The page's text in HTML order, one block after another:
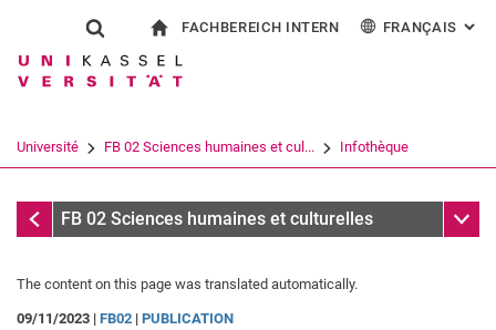
Jump directly to: content
Jump directly to: search
Jump directly to: main
Show search form
Search term
Search (opens an external link in a
FACHBEREICH INTERN FRANÇAIS :
Italiano
Université FB 02 Sciences humaines et cul... Infothèque
Infothèque
FB 02 Sciences humaines et culturelles Sub
The content on this page was translated automatically.
09/11/2023 | FB02 | PUBLICATION